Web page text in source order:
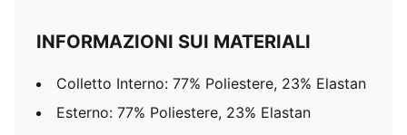
INFORMAZIONI SUI MATERIALI
Colletto Interno: 77% Poliestere, 23% Elastan
Esterno: 77% Poliestere, 23% Elastan